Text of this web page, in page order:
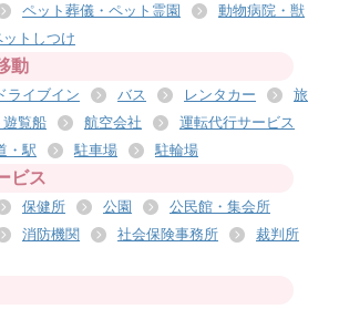
ペット葬儀・ペット霊園
動物病院・獣
トしつけ
動
ライブイン バス レンタカー
旅
覧船 航空会社
運転代行サービス
・駅 駐車場 駐輪場
ビス
保健所 公園
公民館・集会所
消防機関 社会保険事務所
裁判所